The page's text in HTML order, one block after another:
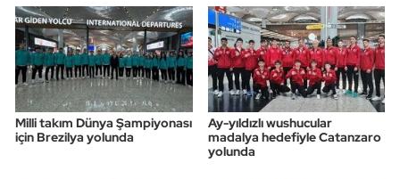
Milli takım Dünya Şampiyonası
için Brezilya yolunda
Ay-yıldızlı wushucular
madalya hedefiyle Catanzaro
yolunda